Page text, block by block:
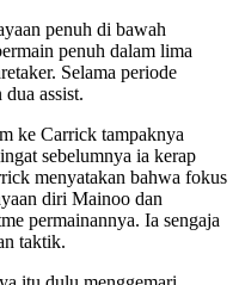
penuh di bawah
penuh dalam lima
Selama periode
assist.
ke Carrick tampaknya
sebelumnya ia kerap
menyatakan bahwa fokus
diri Mainoo dan
permainannya. Ia sengaja
taktik.